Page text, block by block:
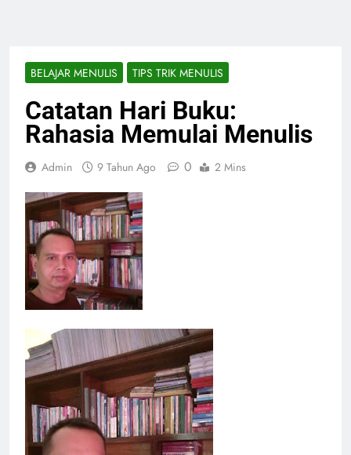
BELAJAR MENULIS TIPS TRIK MENULIS
Catatan Hari Buku:
Rahasia Memulai Menulis
Admin 9 Tahun Ago 0 2 Mins